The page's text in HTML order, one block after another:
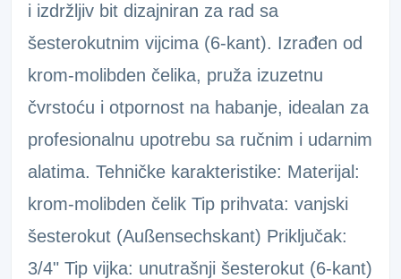
i izdržljiv bit dizajniran za rad sa
šesterokutnim vijcima (6-kant). Izrađen od
krom-molibden čelika, pruža izuzetnu
čvrstoću i otpornost na habanje, idealan za
profesionalnu upotrebu sa ručnim i udarnim
alatima. Tehničke karakteristike: Materijal:
krom-molibden čelik Tip prihvata: vanjski
šesterokut (Außensechskant) Priključak:
3/4" Tip vijka: unutrašnji šesterokut (6-kant)